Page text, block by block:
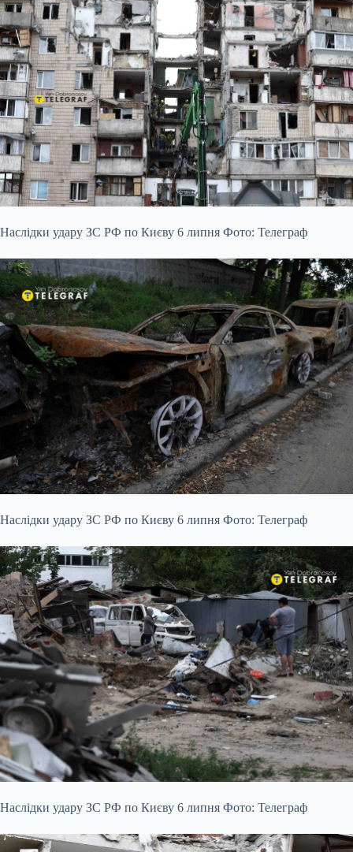
Наслідки удару ЗС РФ по Києву 6 липня Фото: Телеграф
Наслідки удару ЗС РФ по Києву 6 липня Фото: Телеграф
Наслідки удару ЗС РФ по Києву 6 липня Фото: Телеграф